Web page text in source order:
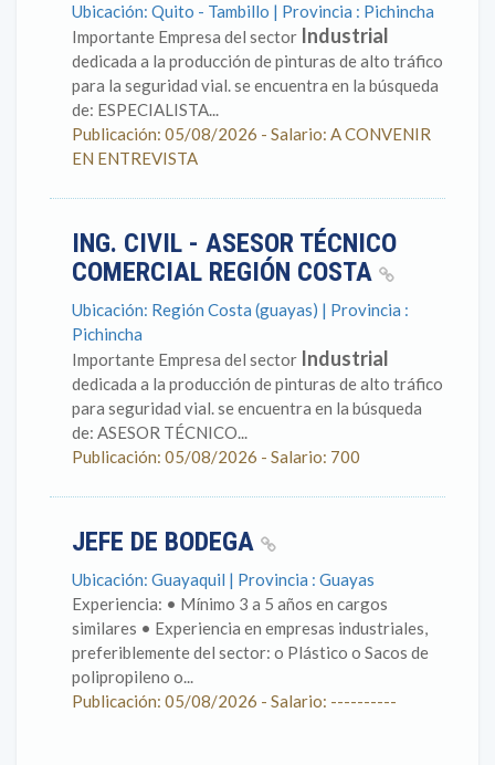
Ubicación: Quito - Tambillo | Provincia : Pichincha
Importante Empresa del sector Industrial
dedicada a la producción de pinturas de alto tráfico
para la seguridad vial. se encuentra en la búsqueda
de: ESPECIALISTA...
Publicación: 05/08/2026 - Salario: A CONVENIR
EN ENTREVISTA
ING. CIVIL - ASESOR TÉCNICO
COMERCIAL REGIÓN COSTA
Ubicación: Región Costa (guayas) | Provincia :
Pichincha
Importante Empresa del sector Industrial
dedicada a la producción de pinturas de alto tráfico
para seguridad vial. se encuentra en la búsqueda
de: ASESOR TÉCNICO...
Publicación: 05/08/2026 - Salario: 700
JEFE DE BODEGA
Ubicación: Guayaquil | Provincia : Guayas
Experiencia: • Mínimo 3 a 5 años en cargos
similares • Experiencia en empresas industriales,
preferiblemente del sector: o Plástico o Sacos de
polipropileno o...
Publicación: 05/08/2026 - Salario: ----------